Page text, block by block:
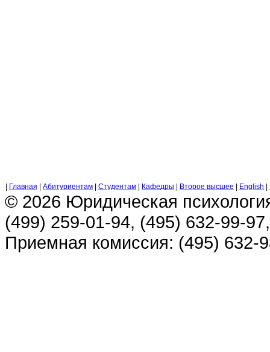
Главная Абитуриентам Студентам Кафедры Второе высшее English
© 2026 Юридическая
(499) 259-01-94, (495) 632-99-
Приемная комиссия: (495) 632-